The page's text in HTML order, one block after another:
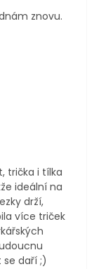
znovu.
trička i tílka
ideální na
drží,
více triček
daří ;)